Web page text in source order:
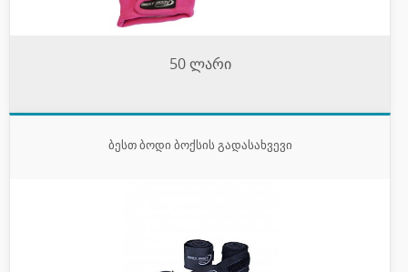
50 ლარი
ბესთ ბოდი ბოქსის გადასახვევი